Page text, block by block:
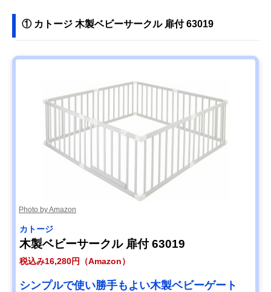
① カトージ 木製ベビーサークル 扉付 63019
Photo by Amazon
カトージ
木製ベビーサークル 扉付 63019
税込み16,280円（Amazon）
シンプルで使い勝手もよい木製ベビーゲート